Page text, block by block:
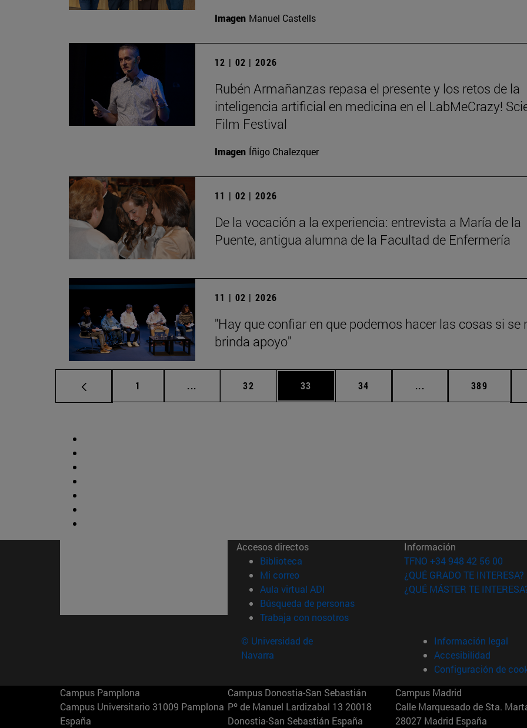
Imagen Manuel Castells
12 | 02 | 2026
Rubén Armañanzas repasa el presente y los retos de la
inteligencia artificial en medicina en el LabMeCrazy!
Film Festival
Imagen Íñigo Chalezquer
11 | 02 | 2026
De la vocación a la experiencia: entrevista a María de la
Puente, antigua alumna de la Facultad de Enfermería
11 | 02 | 2026
"Hay que confiar en que podemos hacer las cosas si se
brinda apoyo"
Página
1 ... Páginas intermedias Use TAB para desplazarse.
Página
32 Página
33 Página
34 ... Páginas intermedias
Página
389
Accesos directos
Biblioteca (abre en nueva ventana)
Mi correo(abre en nueva ventana)
Aula virtual ADI (abre en nueva ventana)
Búsqueda de personas(abre en nueva ventana)
Trabaja con nosotros(abre en nueva ventana)
Información
TFNO +34 948 42 56 00
¿QUÉ GRADO TE INTERESA?
¿QUÉ MÁSTER TE
© Universidad de
Navarra
Información legal
Accesibilidad
Configuración de
Campus Pamplona
Campus Universitario 31009 Pamplona
España
Campus Donostia-San Sebastián
Pº de Manuel Lardizabal 13 20018
Donostia-San Sebastián España
Campus Madrid
Calle Marquesado de Sta.
28027 Madrid España